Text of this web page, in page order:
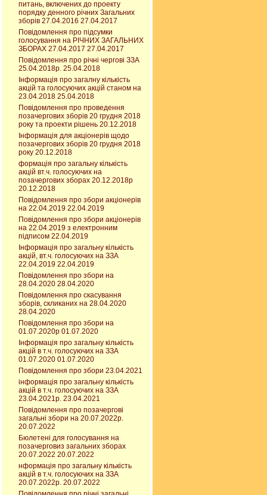
питань, включених до проекту
порядку денного річних Загальних
зборів 27.04.2016 27.04.2017
Повідомлення про підсумки
голосування на РІЧНИХ ЗАГАЛЬНИХ
ЗБОРАХ 27.04.2017 27.04.2017
Повідомлення про річні чергові ЗЗА
25.04.2018р. 25.04.2018
Інформація про загалну кількість
акцій та голосуючих акцій станом на
23.04.2018 25.04.2018
Повідомлення про проведення
позачергових зборів 20 грудня 2018
року та проекти рішень 20.12.2018
Інформація для акціонерів щодо
позачергових зборів 20 грудня 2018
року 20.12.2018
формація про загальну кількість
акцій вт.ч. голосуючих на
позачергових зборах 20.12.2018р
20.12.2018
Повідомлення про збори акціонерів
на 22.04.2019 22.04.2019
Повідомлення про збори акціонерів
на 22.04.2019 з електронним
підписом 22.04.2019
Інформація про загальну кількість
акцій, вт.ч. голосуючих на ЗЗА
22.04.2019 22.04.2019
Повідомлення про збори на
28.04.2020 28.04.2020
Повідомлення про скасування
зборів, скликаних на 28.04.2020
28.04.2020
Повідомлення про збори на
01.07.2020р 01.07.2020
Інформація про загальну кількість
акцій в т.ч. голосуючих на ЗЗА
01.07.2020 01.07.2020
Повідомлення про збори 23.04.2021
інформація про загальну кількість
акцій в т.ч. голосуючих на ЗЗА
23.04.2021р. 23.04.2021
Повідомлення про позачергові
загальні збори на 20.07.2022р.
20.07.2022
Бюлетені для голосування на
позачерговиз загальних зборах
20.07.2022 20.07.2022
нформація про загальну кількість
акцій в т.ч. голосуючих на ЗЗА
20.07.2022р. 20.07.2022